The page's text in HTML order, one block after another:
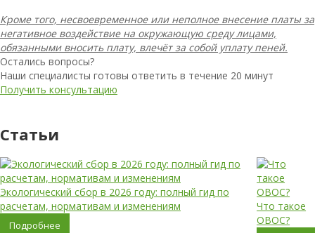
Кроме того, несвоевременное или неполное внесение платы за
негативное воздействие на окружающую среду лицами,
обязанными вносить плату, влечёт за собой уплату пеней.
Остались вопросы?
Наши специалисты готовы ответить в течение 20 минут
Получить консультацию
Статьи
Экологический сбор в 2026 году: полный гид по
расчетам, нормативам и изменениям
Подробнее
Что такое
ОВОС?